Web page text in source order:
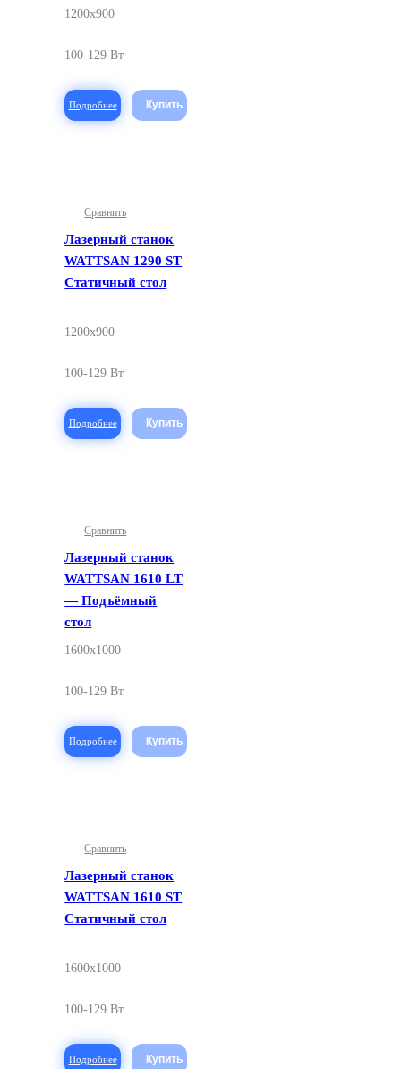
1200x900
100-129 Вт
Подробнее
Сравнить
Лазерный станок
WATTSAN 1290 ST
Статичный стол
1200x900
100-129 Вт
Подробнее
Сравнить
Лазерный станок
WATTSAN 1610 LT
— Подъёмный
стол
1600x1000
100-129 Вт
Подробнее
Сравнить
Лазерный станок
WATTSAN 1610 ST
Статичный стол
1600x1000
100-129 Вт
Подробнее